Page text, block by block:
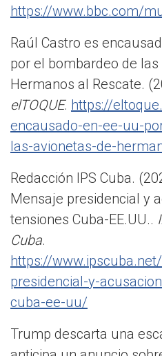
https://www.bbc.com/
Raúl Castro es
por el bombardeo de
Hermanos al Rescate.
elTOQUE. https://
encausado-en-ee-uu-
las-avionetas-de-
Redacción IPS Cuba.
Mensaje presidencial y
tensiones Cuba-EE.UU..
Cuba.
https://
presidencial-y-
cuba-ee-uu/
Trump descarta una